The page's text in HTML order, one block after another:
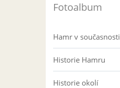
Fotoalbum
Hamr v současnosti
Historie Hamru
Historie okolí